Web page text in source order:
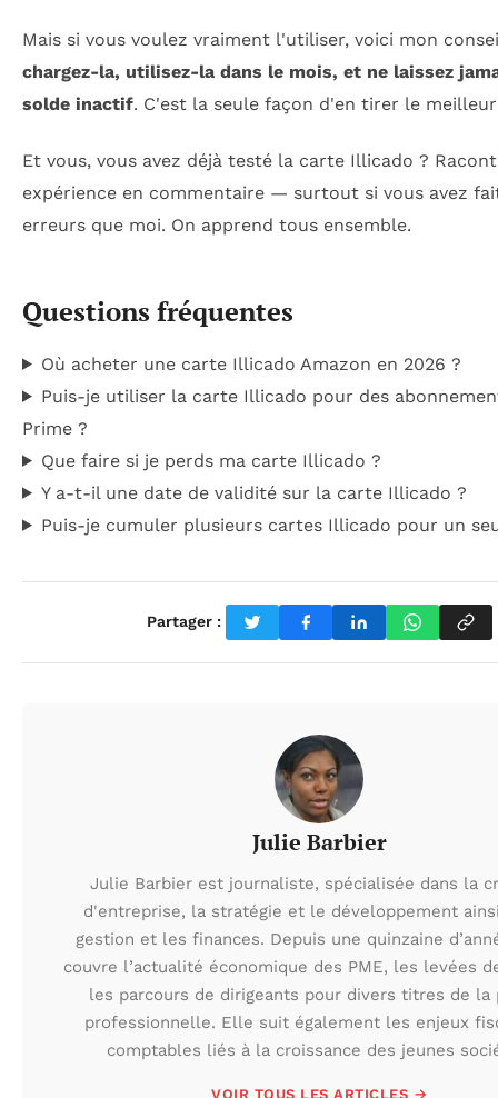
Mais si vous voulez vraiment l'utiliser, voici mon
chargez-la, utilisez-la dans le mois, et ne laissez
solde inactif. C'est la seule façon d'en tirer le
Et vous, vous avez déjà testé la carte Illicado ?
expérience en commentaire — surtout si vous avez
erreurs que moi. On apprend tous ensemble.
Questions fréquentes
Où acheter une carte Illicado Amazon en 2026 ?
Puis-je utiliser la carte Illicado pour des
Prime ?
Que faire si je perds ma carte Illicado ?
Y a-t-il une date de validité sur la carte Illicado ?
Puis-je cumuler plusieurs cartes Illicado pour un
Partager :
Julie Barbier
Julie Barbier est journaliste, spécialisée dans la
d'entreprise, la stratégie et le développement
gestion et les finances. Depuis une quinzaine
couvre l’actualité économique des PME, les levées
les parcours de dirigeants pour divers titres de la
professionnelle. Elle suit également les enjeux
comptables liés à la croissance des jeunes
VOIR TOUS LES ARTICLES →